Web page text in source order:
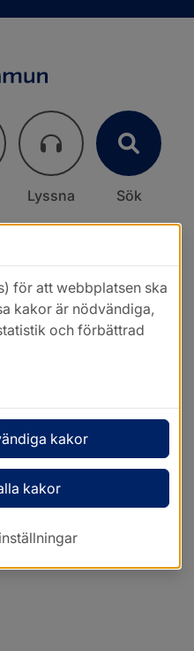
Lyssna Sök
för att webbplatsen ska
kakor är nödvändiga,
och förbättrad
kakor
kakor